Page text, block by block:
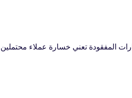
المفقودة تعني خسارة عملاء محتملين